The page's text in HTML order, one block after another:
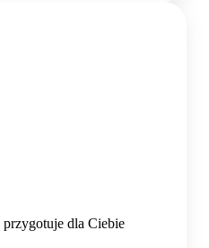
dla Ciebie